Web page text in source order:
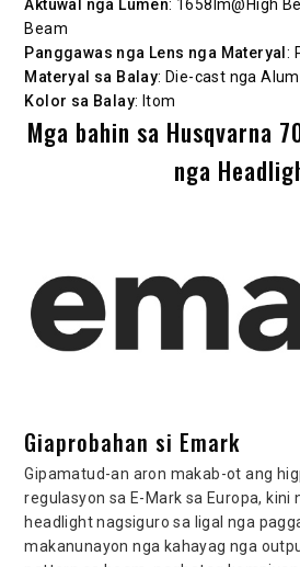
Aktuwal nga Lumen: 1658lm@High
Beam
Panggawas nga Lens nga Materyal :
Materyal sa Balay: Die-cast nga
Kolor sa Balay: Itom
Mga bahin sa Husqvarna
nga
Giaprobahan si Emark
Gipamatud-an aron makab-ot ang
regulasyon sa E-Mark sa Europa, kini
headlight nagsiguro sa ligal nga
makanunayon nga kahayag nga